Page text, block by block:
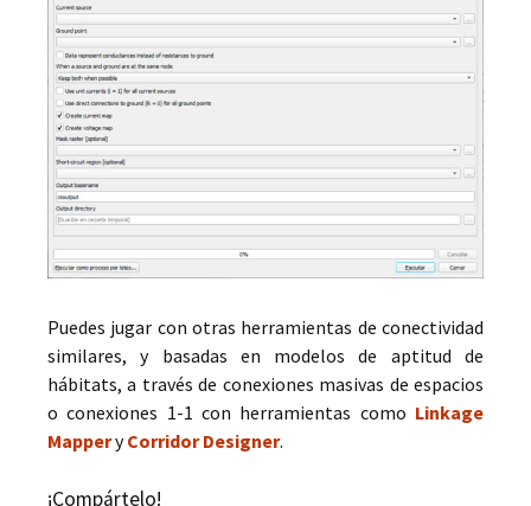
Puedes jugar con otras herramientas de conectividad
similares, y basadas en modelos de aptitud de
hábitats, a través de conexiones masivas de espacios
o conexiones 1-1 con herramientas como Linkage
MapperyCorridor Designer.
¡Compártelo!